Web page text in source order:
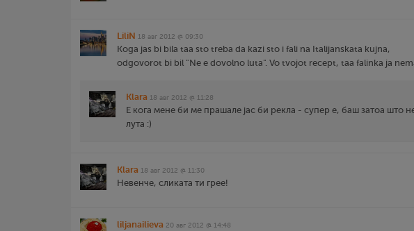
LiliN 18 авг 2012 @ 09:30
Koga jas bi bila taa sto treba da kazi sto i fali na Italijanskata kujna,
odgovorot bi bil "Ne e dovolno luta". Vo tvojot recept, taa falinka ja
Klara 18 авг 2012 @ 11:28
Е кога мене би ме прашале јас би рекла - супер е, баш затоа што
лута :)
Klara 18 авг 2012 @ 11:30
Невенче, сликата ти грее!
liljanailieva 20 авг 2012 @ 14:48